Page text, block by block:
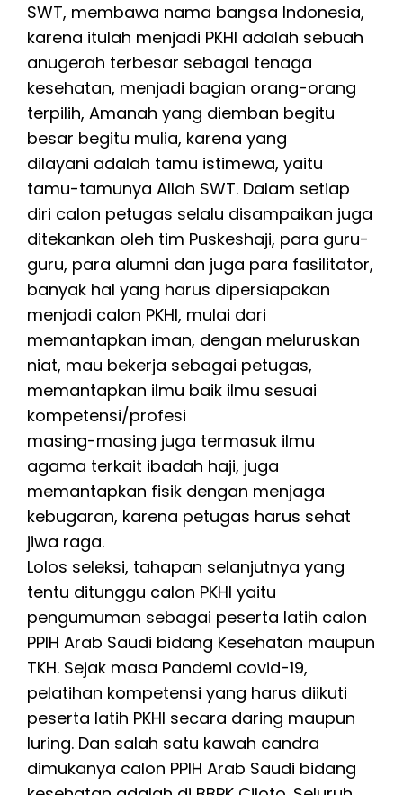
SWT, membawa nama bangsa Indonesia,
karena itulah menjadi PKHI adalah sebuah
anugerah terbesar sebagai tenaga
kesehatan, menjadi bagian orang-orang
terpilih, Amanah yang diemban begitu
besar begitu mulia, karena yang
dilayani adalah tamu istimewa, yaitu
tamu-tamunya Allah SWT. Dalam setiap
diri calon petugas selalu disampaikan juga
ditekankan oleh tim Puskeshaji, para guru-
guru, para alumni dan juga para fasilitator,
banyak hal yang harus dipersiapakan
menjadi calon PKHI, mulai dari
memantapkan iman, dengan meluruskan
niat, mau bekerja sebagai petugas,
memantapkan ilmu baik ilmu sesuai
kompetensi/profesi
masing-masing juga termasuk ilmu
agama terkait ibadah haji, juga
memantapkan fisik dengan menjaga
kebugaran, karena petugas harus sehat
jiwa raga.
Lolos seleksi, tahapan selanjutnya yang
tentu ditunggu calon PKHI yaitu
pengumuman sebagai peserta latih calon
PPIH Arab Saudi bidang Kesehatan maupun
TKH. Sejak masa Pandemi covid-19,
pelatihan kompetensi yang harus diikuti
peserta latih PKHI secara daring maupun
luring. Dan salah satu kawah candra
dimukanya calon PPIH Arab Saudi bidang